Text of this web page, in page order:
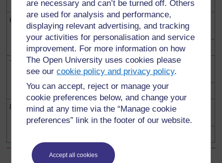
are necessary and can’t be turned off. Others
are used for analysis and performance,
displaying relevant advertising, and tracking
your activities for personalisation and service
improvement. For more information on how
The Open University uses cookies please
see ourcookie policy and privacy policy.
You can accept, reject or manage your
cookie preferences below, and change your
mind at any time via the “Manage cookie
preferences” link in the footer of our website.
Accept all cookies
6.
Avec qui d’autre est-ce que nous partageons notre
terre ?
7.
Comment pouvons-nous mieux nous occuper de la
terre ?
8.
Que pouvons-nous faire, en tant que classe, pour
nous occuper du terrain de l’école ?